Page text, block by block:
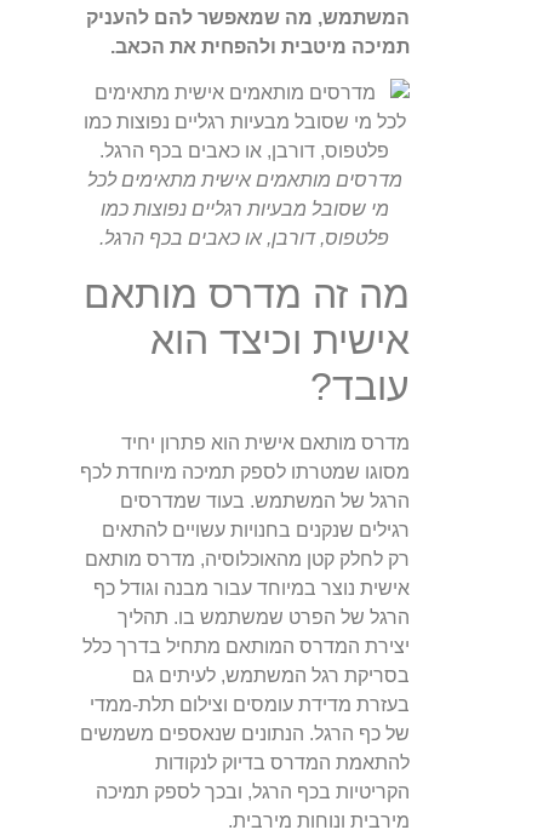
המשתמש, מה שמאפשר להם להעניק
תמיכה מיטבית ולהפחית את הכאב.
מדרסים מותאמים אישית מתאימים לכל
מי שסובל מבעיות רגליים נפוצות כמו
פלטפוס, דורבן, או כאבים בכף הרגל.
מה זה מדרס מותאם
אישית וכיצד הוא
עובד?
מדרס מותאם אישית הוא פתרון יחיד
מסוגו שמטרתו לספק תמיכה מיוחדת לכף
הרגל של המשתמש. בעוד שמדרסים
רגילים שנקנים בחנויות עשויים להתאים
רק לחלק קטן מהאוכלוסיה, מדרס מותאם
אישית נוצר במיוחד עבור מבנה וגודל כף
הרגל של הפרט שמשתמש בו. תהליך
יצירת המדרס המותאם מתחיל בדרך כלל
בסריקת רגל המשתמש, לעיתים גם
בעזרת מדידת עומסים וצילום תלת-ממדי
של כף הרגל. הנתונים שנאספים משמשים
להתאמת המדרס בדיוק לנקודות
הקריטיות בכף הרגל, ובכך לספק תמיכה
מירבית ונוחות מירבית.